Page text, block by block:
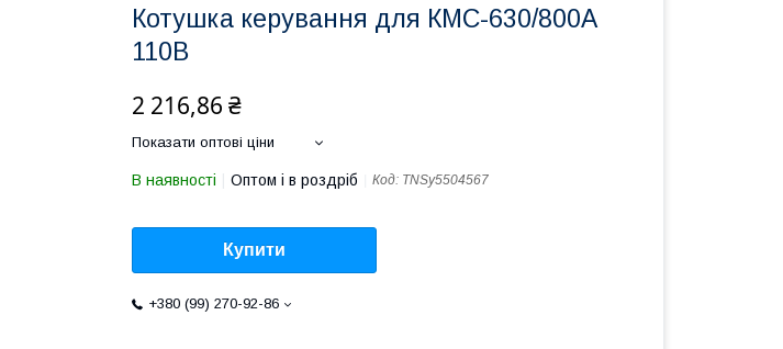
Котушка керування для КМС-630/800А
110В
2 216,86 ₴
Показати оптові ціни
В наявності Оптом і в роздріб Код: TNSy5504567
Купити
+380 (99) 270-92-86